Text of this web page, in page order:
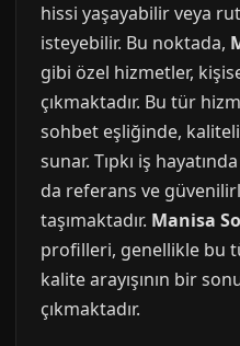
hissi yaşayabilir veya
isteyebilir. Bu noktada,
gibi özel hizmetler,
çıkmaktadır. Bu tür
sohbet eşliğinde,
sunar. Tıpkı iş
da referans ve
taşımaktadır. Manisa
profilleri, genellikle bu
kalite arayışının bir
çıkmaktadır.